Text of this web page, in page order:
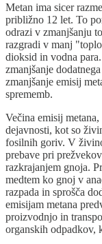
Metan ima sicer
približno 12 let. To
odrazi v zmanjšanju
razgradi v manj
dioksid in vodna
zmanjšanje
zmanjšanje emisij
sprememb.
Večina emisij
dejavnosti, kot so
fosilnih goriv. V
prebave pri
razkrajanjem gnoja.
medtem ko gnoj v
razpada in sprošča
emisijam metana
proizvodnjo in
organskih odpadkov,